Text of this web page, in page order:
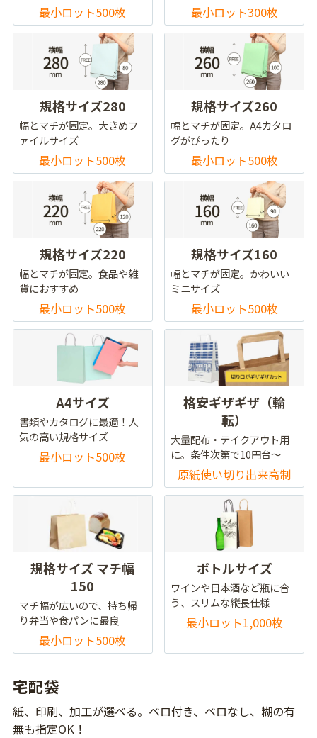
最小ロット500枚 最小ロット300枚
規格サイズ280
幅とマチが固定。大きめフ
ァイルサイズ
最小ロット500枚
規格サイズ260
幅とマチが固定。A4カタロ
グがぴったり
最小ロット500枚
規格サイズ220
幅とマチが固定。食品や雑
貨におすすめ
最小ロット500枚
規格サイズ160
幅とマチが固定。かわいい
ミニサイズ
最小ロット500枚
A4サイズ
書類やカタログに最適！人
気の高い規格サイズ
最小ロット500枚
格安ギザギザ（輪
転）
大量配布・テイクアウト用
に。条件次第で10円台～
原紙使い切り出来高制
規格サイズ マチ幅
150
マチ幅が広いので、持ち帰
り弁当や食パンに最良
最小ロット500枚
ボトルサイズ
ワインや日本酒など瓶に合
う、スリムな縦長仕様
最小ロット1,000枚
宅配袋
紙、印刷、加工が選べる。ベロ付き、ベロなし、糊の有
無も指定OK！